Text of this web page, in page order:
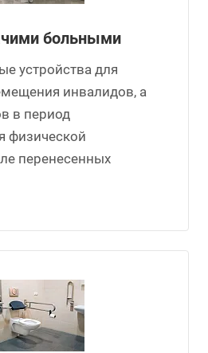
больными
устройства для
инвалидов, а
в период
физической
перенесенных